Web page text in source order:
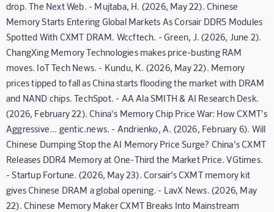
drop. The Next Web. - Mujtaba, H. (2026, May 22). Chinese
Memory Starts Entering Global Markets As Corsair DDR5 Modules
Spotted With CXMT DRAM. Wccftech. - Green, J. (2026, June 2).
ChangXing Memory Technologies makes price-busting RAM
moves. IoT Tech News. - Kundu, K. (2026, May 22). Memory
prices tipped to fall as China starts flooding the market with DRAM
and NAND chips. TechSpot. - AA Ala SMITH & AI Research Desk.
(2026, February 22). China's Memory Chip Price War: How CXMT's
Aggressive... gentic.news. - Andrienko, A. (2026, February 6). Will
Chinese Dumping Stop the AI Memory Price Surge? China's CXMT
Releases DDR4 Memory at One-Third the Market Price. VGtimes.
- Startup Fortune. (2026, May 23). Corsair’s CXMT memory kit
gives Chinese DRAM a global opening. - LavX News. (2026, May
22). Chinese Memory Maker CXMT Breaks Into Mainstream